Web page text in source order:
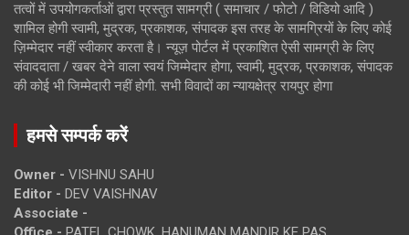
तत्वों में उपयोगकर्ताओं द्वारा प्रस्तुत सामग्री ( समाचार / फोटो / विडियो आदि )
शामिल होगी स्वामी, मुद्रक, प्रकाशक, संपादक इस तरह के सामग्रियों के लिए कोई
ज़िम्मेदार नहीं स्वीकार करता है। न्यूज़ पोर्टल में प्रकाशित ऐसी सामग्री के लिए
संवाददाता / खबर देने वाला स्वयं जिम्मेदार होगा, स्वामी, मुद्रक, प्रकाशक, संपादक
की कोई भी जिम्मेदारी नहीं होगी. सभी विवादों का न्यायक्षेत्र रायपुर होगा
हमसे सम्पर्क करें
Owner - VISHNU SAHU
Editor - DEV VAISHNAV
Associate -